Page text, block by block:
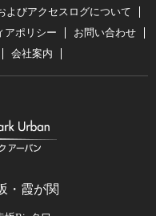
よびアクセスログについて
ポリシー
お問い合わせ
会社案内
・霞が関